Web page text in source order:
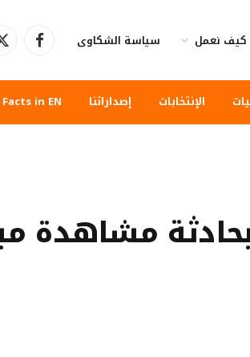
كيف نعمل سياسة الشكاوى فيسبوك
الإنتخابات إصداراتنا Facts in EN
مشاهدة